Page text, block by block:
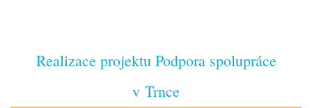
Realizace projektu Podpora spolupráce
v Trnce